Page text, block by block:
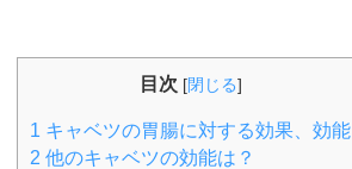
目次 [閉じる]
1 キャベツの胃腸に対する効果、効能
2 他のキャベツの効能は？